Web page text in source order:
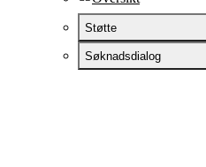
Støtte
Søknadsdialog